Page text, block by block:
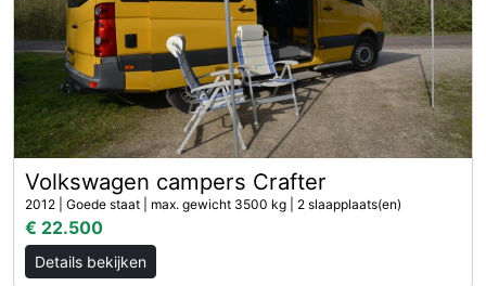
Volkswagen campers Crafter
2012 | Goede staat | max. gewicht 3500 kg | 2 slaapplaats(en)
€ 22.500
Details bekijken